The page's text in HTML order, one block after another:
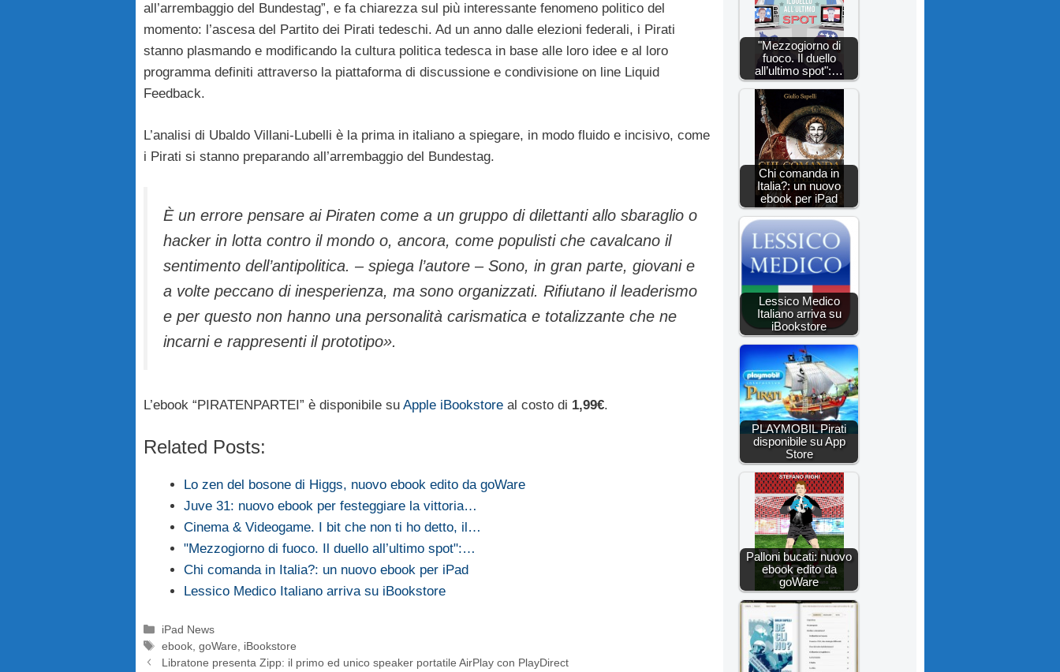
all’arrembaggio del Bundestag”, e fa chiarezza sul più interessante fenomeno politico del
momento: l’ascesa del Partito dei Pirati tedeschi. Ad un anno dalle elezioni federali, i Pirati
stanno plasmando e modificando la cultura politica tedesca in base alle loro idee e al loro
programma definiti attraverso la piattaforma di discussione e condivisione on line Liquid
Feedback.
L’analisi di Ubaldo Villani-Lubelli è la prima in italiano a spiegare, in modo fluido e incisivo, come
i Pirati si stanno preparando all’arrembaggio del Bundestag.
È un errore pensare ai Piraten come a un gruppo di dilettanti allo sbaraglio o
hacker in lotta contro il mondo o, ancora, come populisti che cavalcano il
sentimento dell’antipolitica. – spiega l’autore – Sono, in gran parte, giovani e
a volte peccano di inesperienza, ma sono organizzati. Rifiutano il leaderismo
e per questo non hanno una personalità carismatica e totalizzante che ne
incarni e rappresenti il prototipo».
L’ebook “PIRATENPARTEI” è disponibile su Apple iBookstore al costo di 1,99€.
Related Posts:
Lo zen del bosone di Higgs, nuovo ebook edito da goWare
Juve 31: nuovo ebook per festeggiare la vittoria…
Cinema & Videogame. I bit che non ti ho detto, il…
"Mezzogiorno di fuoco. Il duello all’ultimo spot":…
Chi comanda in Italia?: un nuovo ebook per iPad
Lessico Medico Italiano arriva su iBookstore
Categorie
iPad News
Tag
ebook ,goWare
iBookstore
Libratone presenta Zipp: il primo ed unico speaker portatile AirPlay con PlayDirect
"Mezzogiorno di
fuoco. Il duello
all’ultimo spot":…
Chi comanda in
Italia?: un nuovo
ebook per iPad
Lessico Medico
Italiano arriva su
iBookstore
PLAYMOBIL Pirati
disponibile su App
Store
Palloni bucati: nuovo
ebook edito da
goWare